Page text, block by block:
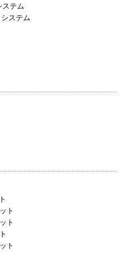
ステム
ステム
ト
ト
ト